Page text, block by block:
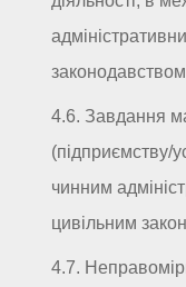
4.6. Завдання
(підприємству/
чинним
цивільним
4.7.